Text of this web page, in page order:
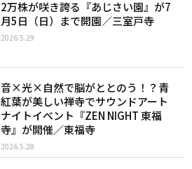
2万株が咲き誇る『あじさい園』が7
月5日（日）まで開園／三室戸寺
2026.5.29
音×光×自然で脳がととのう！？青
紅葉が美しい禅寺でサウンドアート
ナイトイベント『ZEN NIGHT 東福
寺』が開催／東福寺
2026.5.28